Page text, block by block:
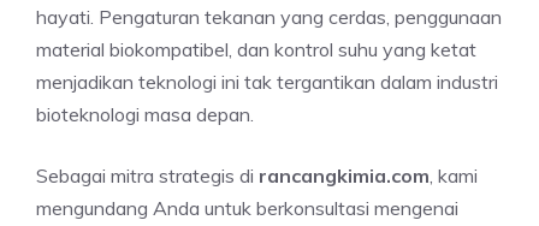
hayati. Pengaturan tekanan yang cerdas, penggunaan
material biokompatibel, dan kontrol suhu yang ketat
menjadikan teknologi ini tak tergantikan dalam industri
bioteknologi masa depan.
Sebagai mitra strategis di rancangkimia.com , kami
mengundang Anda untuk berkonsultasi mengenai